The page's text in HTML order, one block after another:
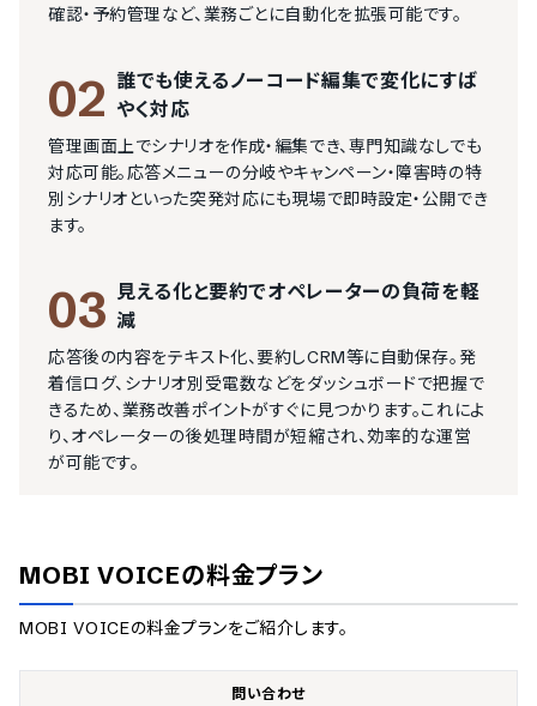
確認・予約管理など、業務ごとに自動化を拡張可能です。
02 誰でも使えるノーコード編集で変化にすば
やく対応
管理画面上でシナリオを作成・編集でき、専門知識なしでも
対応可能。応答メニューの分岐やキャンペーン・障害時の特
別シナリオといった突発対応にも現場で即時設定・公開でき
ます。
03 見える化と要約でオペレーターの負荷を軽
減
応答後の内容をテキスト化、要約しCRM等に自動保存。発
着信ログ、シナリオ別受電数などをダッシュボードで把握で
きるため、業務改善ポイントがすぐに見つかります。これによ
り、オペレーターの後処理時間が短縮され、効率的な運営
が可能です。
MOBI VOICEの料金プラン
MOBI VOICEの料金プランをご紹介します。
問い合わせ